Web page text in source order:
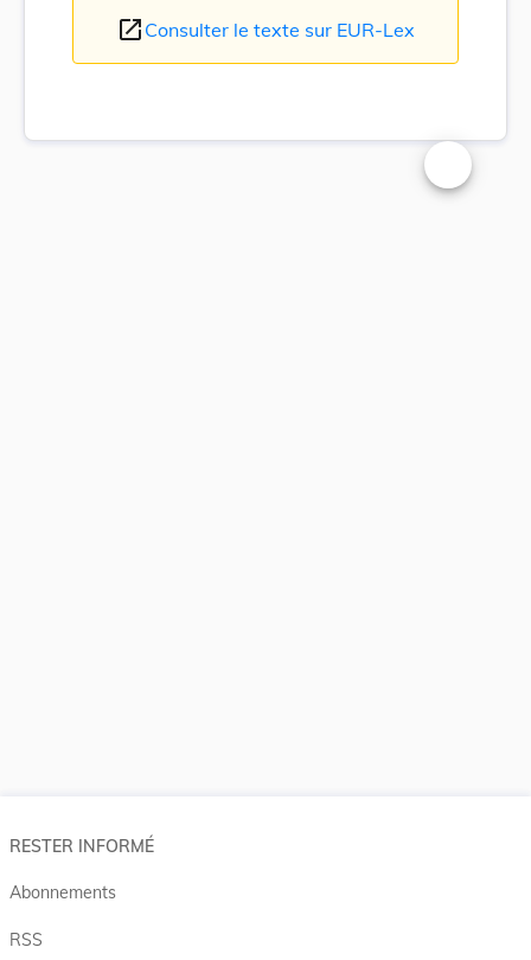
open_in_new Consulter le texte sur EUR-Lex
Changer la
RESTER INFORMÉ
Abonnements
RSS